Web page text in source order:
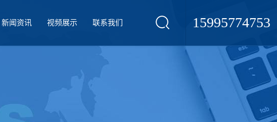
15995774753
新闻资讯 视频展示 联系我们